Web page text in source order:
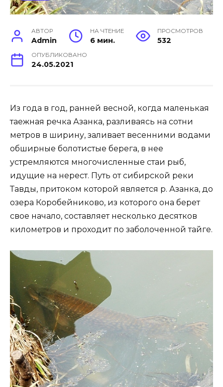
АВТОР
Admin
НА ЧТЕНИЕ
6 мин.
ПРОСМОТРОВ
532
ОПУБЛИКОВАНО
24.05.2021
Из года в год, ранней весной, когда маленькая
таежная речка Азанка, разливаясь на сотни
метров в ширину, заливает весенними водами
обширные болотистые берега, в нее
устремляются многочисленные стаи рыб,
идущие на нерест. Путь от сибирской реки
Тавды, притоком которой является р. Азанка, до
озера Коробейниково, из которого она берет
свое начало, составляет несколько десятков
километров и проходит по заболоченной тайге.